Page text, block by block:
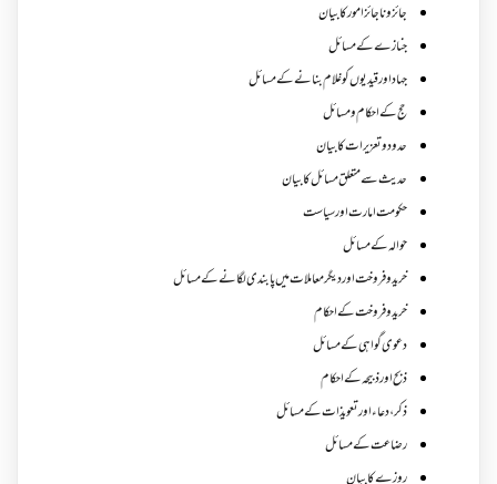
جائز و ناجائزامور کا بیان
جنازے کےمسائل
جہاد اور قیدیوں کو غلام بنانے کے مسائل
حج کے احکام ومسائل
حدود و تعزیرات کا بیان
حدیث سے متعلق مسائل کا بیان
حکومت امارت اور سیاست
حوالہ کے مسائل
خرید و فروخت اور دیگر معاملات میں پابندی لگانے کے مسائل
خرید و فروخت کے احکام
دعوی گواہی کے مسائل
ذبح اور ذبیحہ کے احکام
ذکر،دعاء اور تعویذات کے مسائل
رضاعت کے مسائل